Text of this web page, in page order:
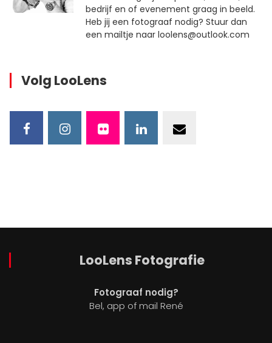
bedrijf en of evenement graag in beeld.
Heb jij een fotograaf nodig? Stuur dan
een mailtje naar loolens@outlook.com
Volg LooLens
LooLens Fotografie
Fotograaf nodig?
Bel, app of mail René